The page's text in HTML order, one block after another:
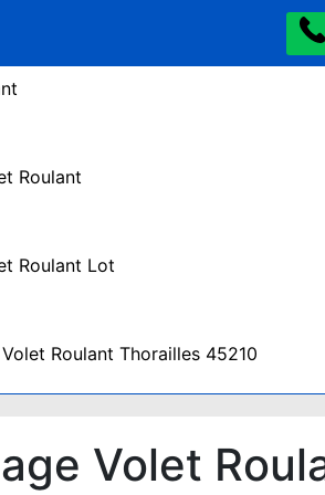
Roulant
Roulant Lot
Roulant Thorailles 45210
Volet